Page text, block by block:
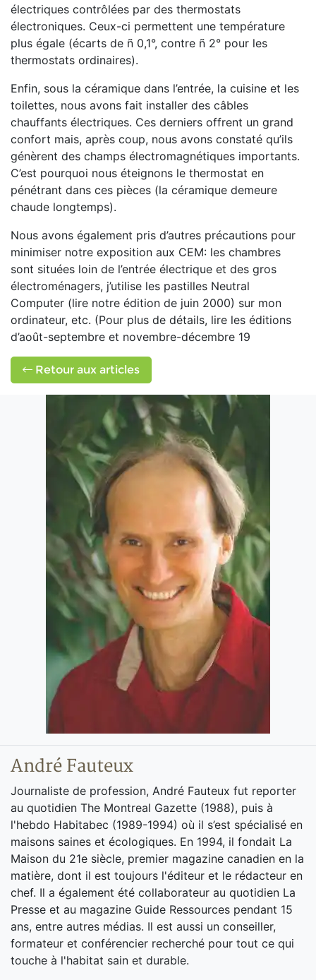
électriques contrôlées par des thermostats
électroniques. Ceux-ci permettent une température
plus égale (écarts de ñ 0,1°, contre ñ 2° pour les
thermostats ordinaires).
Enfin, sous la céramique dans l’entrée, la cuisine et les
toilettes, nous avons fait installer des câbles
chauffants électriques. Ces derniers offrent un grand
confort mais, après coup, nous avons constaté qu’ils
génèrent des champs électromagnétiques importants.
C’est pourquoi nous éteignons le thermostat en
pénétrant dans ces pièces (la céramique demeure
chaude longtemps).
Nous avons également pris d’autres précautions pour
minimiser notre exposition aux CEM: les chambres
sont situées loin de l’entrée électrique et des gros
électroménagers, j’utilise les pastilles Neutral
Computer (lire notre édition de juin 2000) sur mon
ordinateur, etc. (Pour plus de détails, lire les éditions
d’août-septembre et novembre-décembre 19
Retour aux articles
André Fauteux
Journaliste de profession, André Fauteux fut reporter
au quotidien The Montreal Gazette (1988), puis à
l'hebdo Habitabec (1989-1994) où il s’est spécialisé en
maisons saines et écologiques. En 1994, il fondait La
Maison du 21e siècle, premier magazine canadien en la
matière, dont il est toujours l'éditeur et le rédacteur en
chef. Il a également été collaborateur au quotidien La
Presse et au magazine Guide Ressources pendant 15
ans, entre autres médias. Il est aussi un conseiller,
formateur et conférencier recherché pour tout ce qui
touche à l'habitat sain et durable.